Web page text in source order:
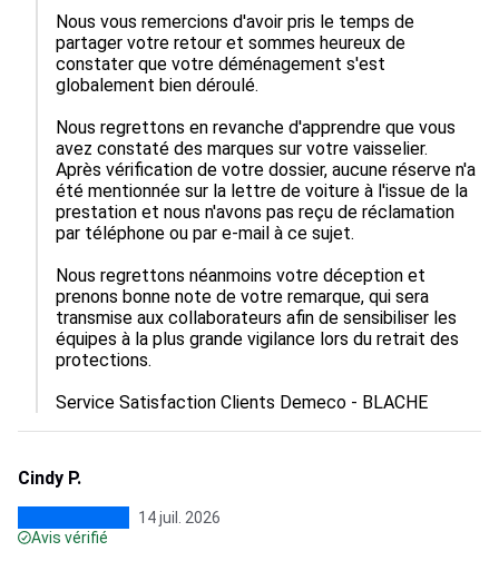
Nous vous remercions d'avoir pris le temps de
partager votre retour et sommes heureux de
constater que votre déménagement s'est
globalement bien déroulé.
Nous regrettons en revanche d'apprendre que vous
avez constaté des marques sur votre vaisselier.
Après vérification de votre dossier, aucune réserve n'a
été mentionnée sur la lettre de voiture à l'issue de la
prestation et nous n'avons pas reçu de réclamation
par téléphone ou par e-mail à ce sujet.
Nous regrettons néanmoins votre déception et
prenons bonne note de votre remarque, qui sera
transmise aux collaborateurs afin de sensibiliser les
équipes à la plus grande vigilance lors du retrait des
protections.
Service Satisfaction Clients Demeco - BLACHE
Cindy P.
14 juil. 2026
Avis vérifié